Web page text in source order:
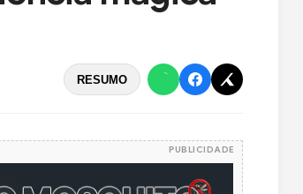
RESUMO
PUBLICIDADE